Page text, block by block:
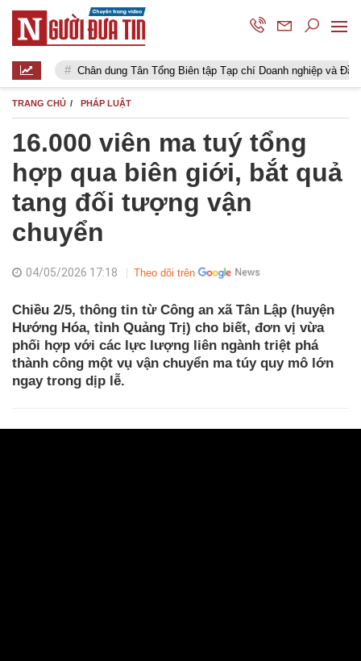
dung Tân Tổng Biên tập Tạp chí Doanh nghiệp và Đầu tư
TRANG CHỦ PHÁP LUẬT
16.000 viên ma tuý tổng
hợp qua biên giới, bắt quả
tang đối tượng vận
chuyển
04/05/2026 17:18 Theo dõi trên
Chiều 2/5, thông tin từ Công an xã Tân Lập (huyện
Hướng Hóa, tỉnh Quảng Trị) cho biết, đơn vị vừa
phối hợp với các lực lượng liên ngành triệt phá
thành công một vụ vận chuyển ma túy quy mô lớn
ngay trong dịp lễ.